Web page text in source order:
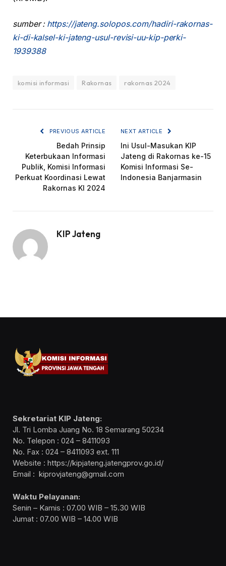
sumber : https://jateng.solopos.com/hadiri-rakornas-
ki-di-kalsel-ki-jateng-usul-revisi-uu-kip-perki-
1939388
komisi informasi Rakornas rakornas 2024
PREVIOUS ARTICLE
Bedah Prinsip
Keterbukaan Informasi
Publik, Komisi Informasi
Perkuat Koordinasi Lewat
Rakornas KI 2024
NEXT ARTICLE
Ini Usul-Masukan KIP
Jateng di Rakornas ke-15
Komisi Informasi Se-
Indonesia Banjarmasin
KIP Jateng
Sekretariat KIP Jateng:
Jl. Tri Lomba Juang No. 18 Semarang 50234
No. Telepon : 024 – 8411093
No. Fax : 024 – 8411093 ext. 111
Website : https://kipjateng.jatengprov.go.id/
Email : kiprovjateng@gmail.com
Waktu Pelayanan:
Senin – Kamis : 07.00 WIB – 15.30 WIB
Jumat : 07.00 WIB – 14.00 WIB